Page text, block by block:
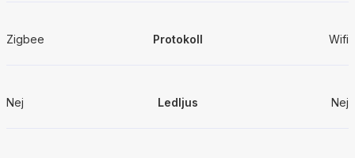
Zigbee Protokoll Wifi
Nej Ledljus Nej